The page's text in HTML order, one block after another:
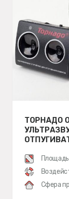
ТОРНАДО
Сфера